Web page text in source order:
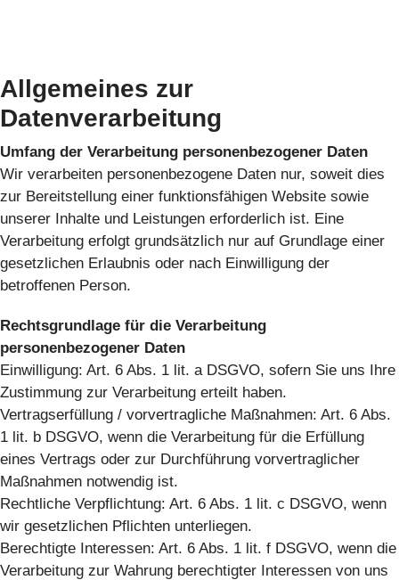
Allgemeines zur
Datenverarbeitung
Umfang der Verarbeitung personenbezogener Daten
Wir verarbeiten personenbezogene Daten nur, soweit dies
zur Bereitstellung einer funktionsfähigen Website sowie
unserer Inhalte und Leistungen erforderlich ist. Eine
Verarbeitung erfolgt grundsätzlich nur auf Grundlage einer
gesetzlichen Erlaubnis oder nach Einwilligung der
betroffenen Person.
Rechtsgrundlage für die Verarbeitung
personenbezogener Daten
Einwilligung: Art. 6 Abs. 1 lit. a DSGVO, sofern Sie uns Ihre
Zustimmung zur Verarbeitung erteilt haben.
Vertragserfüllung / vorvertragliche Maßnahmen: Art. 6 Abs.
1 lit. b DSGVO, wenn die Verarbeitung für die Erfüllung
eines Vertrags oder zur Durchführung vorvertraglicher
Maßnahmen notwendig ist.
Rechtliche Verpflichtung: Art. 6 Abs. 1 lit. c DSGVO, wenn
wir gesetzlichen Pflichten unterliegen.
Berechtigte Interessen: Art. 6 Abs. 1 lit. f DSGVO, wenn die
Verarbeitung zur Wahrung berechtigter Interessen von uns